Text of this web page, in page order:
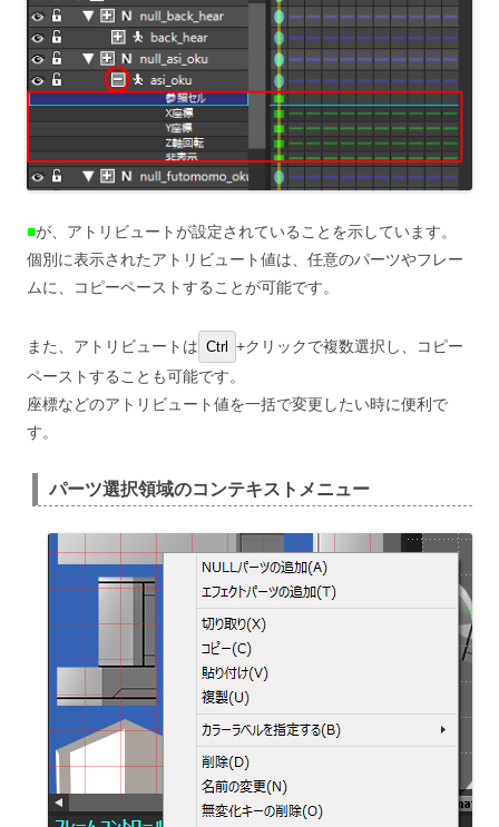
■が、アトリビュートが設定されていることを示しています。
個別に表示されたアトリビュート値は、任意のパーツやフレー
ムに、コピーペーストすることが可能です。
また、アトリビュートは Ctrl +クリックで複数選択し、コピー
ペーストすることも可能です。
座標などのアトリビュート値を一括で変更したい時に便利で
す。
パーツ選択領域のコンテキストメニュー